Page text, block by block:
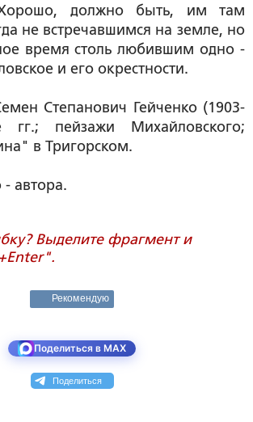
Хорошо, должно быть, им там
не встречавшимся на земле, но
время столь любившим одно -
и его окрестности.
Степанович Гейченко (1903-
гг.; пейзажи Михайловского;
в Тригорском.
автора.
Выделите фрагмент и
Рекомендую
Поделиться в MAX
Поделиться